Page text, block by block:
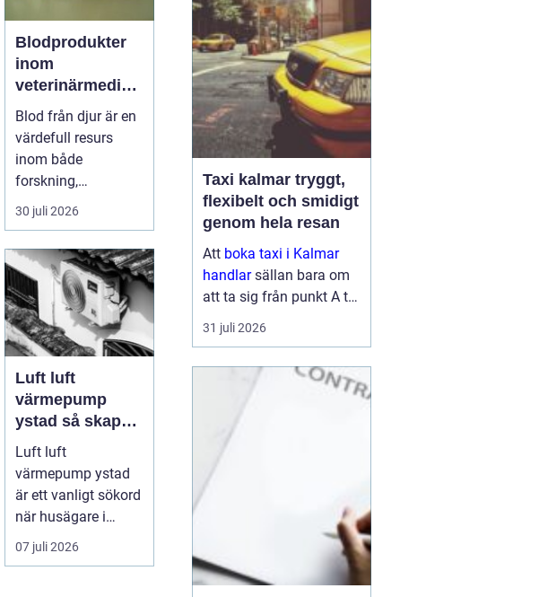
Blodprodukter
inom
veterinärmedici
n funktion,
kvalitet och
användning
Blod från djur är en
värdefull resurs
inom både
forskning,
diagnostik och
veterinärmedicin.
När blod...
30 juli 2026
Luft luft
värmepump
ystad så skapar
du ett behagligt
inomhusklimat
Året om
Luft luft
värmepump ystad
är ett vanligt sökord
när husägare i
sydkustens klimat
vill hitta ett smar...
07 juli 2026
Taxi kalmar tryggt,
flexibelt och smidigt
genom hela resan
Att boka taxi i Kalmar
handlarsällan bara om
att ta sig från punkt A till
punkt B. För många är
resan en viktig del av
semestern. En pålitlig
taxiresa kan betyda att
31 juli 2026